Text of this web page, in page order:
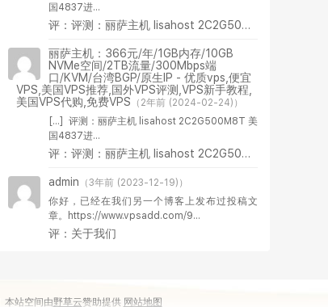
国4837进...
评：评测：丽萨主机 lisahost 2C2G500M8T 美国4837进阶版VPS
丽萨主机：366元/年/1GB内存/10GB
NVMe空间/2TB流量/300Mbps端
口/KVM/台湾BGP/原生IP - 优质vps,便宜
VPS,美国VPS推荐,国外VPS评测,VPS新手教程,
美国VPS代购,免费VPS （2年前 (2024-02-24)）
[…] 评测：丽萨主机 lisahost 2C2G500M8T 美
国4837进...
评：评测：丽萨主机 lisahost 2C2G500M8T 美国4837进阶版VPS
admin （3年前 (2023-12-19)）
你好，已经在我们另一个博客上发布过投稿文
章。https://www.vpsadd.com/9...
评：关于我们
本站空间由野草云赞助提供 网站地图